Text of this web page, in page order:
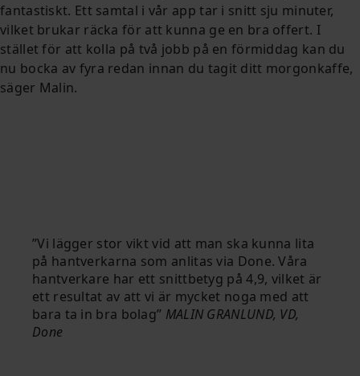
fantastiskt. Ett samtal i vår app tar i snitt sju minuter,
vilket brukar räcka för att kunna ge en bra offert. I
stället för att kolla på två jobb på en förmiddag kan du
nu bocka av fyra redan innan du tagit ditt morgonkaffe,
säger Malin.
Vi lägger stor vikt vid att man ska kunna lita
på hantverkarna som anlitas via Done. Våra
hantverkare har ett snittbetyg på 4,9, vilket är
ett resultat av att vi är mycket noga med att
bara ta in bra bolag MALIN GRANLUND, VD,
Done